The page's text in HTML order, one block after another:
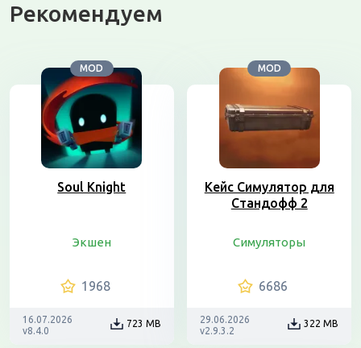
Рекомендуем
MOD
Soul Knight
Экшен
1968
16.07.2026
v8.4.0
723 MB
MOD
Кейс Симулятор для
Стандофф 2
Симуляторы
6686
29.06.2026
v2.9.3.2
322 MB